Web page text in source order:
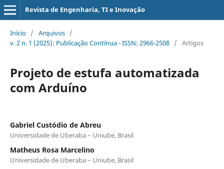
Revista de Engenharia, TI e Inovação
Início / Arquivos /
v. 2 n. 1 (2025): Publicação Contínua - ISSN: 2966-2508 / Artigos
Projeto de estufa automatizada
com Arduíno
Gabriel Custódio de Abreu
Universidade de Uberaba – Uniube, Brasil
Matheus Rosa Marcelino
Universidade de Uberaba – Uniube, Brasil